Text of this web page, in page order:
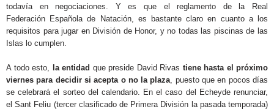
todavía en negociaciones. Y es que el reglamento de la Real
Federación Española de Natación, es bastante claro en cuanto a los
requisitos para jugar en División de Honor, y no todas las piscinas de las
Islas lo cumplen.
A todo esto, la entidad que preside David Rivas tiene hasta el próximo
viernes para decidir si acepta o no la plaza, puesto que en pocos días
se celebrará el sorteo del calendario. En el caso del Echeyde renunciar,
el Sant Feliu (tercer clasificado de Primera División la pasada temporada)